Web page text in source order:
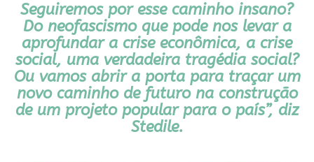
Seguiremos por esse caminho insano?
Do neofascismo que pode nos levar a
aprofundar a crise econômica, a crise
social, uma verdadeira tragédia social?
Ou vamos abrir a porta para traçar um
novo caminho de futuro na construção
de um projeto popular para o país”, diz
Stedile.